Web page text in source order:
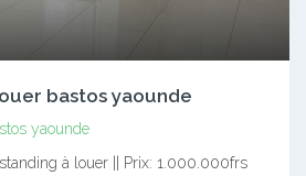
bastos yaounde
yaounde
à louer || Prix: 1.000.000frs